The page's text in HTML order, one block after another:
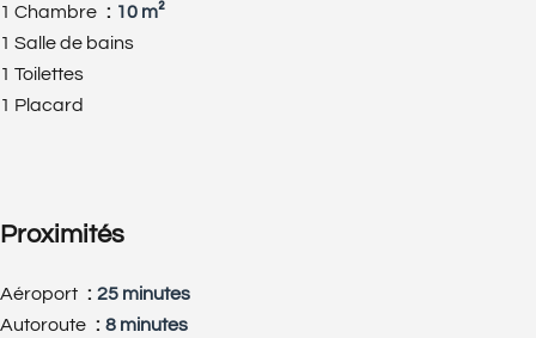
1 Chambre
10 m²
1 Salle de bains
1 Toilettes
1 Placard
Proximités
Aéroport
25 minutes
Autoroute
8 minutes